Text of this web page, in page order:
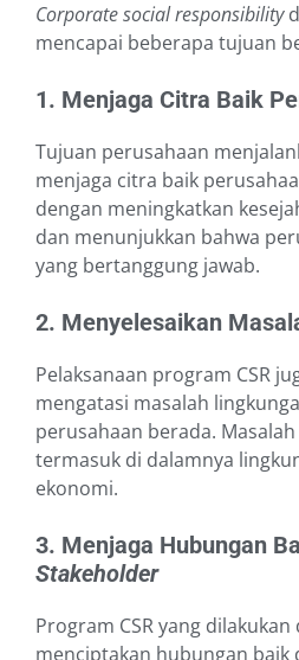
Corporate social responsibility
mencapai beberapa tujuan
1. Menjaga Citra Baik
Tujuan perusahaan
menjaga citra baik
dengan meningkatkan
dan menunjukkan bahwa
yang bertanggung jawab.
2. Menyelesaikan
Pelaksanaan program CSR
mengatasi masalah
perusahaan berada.
termasuk di dalamnya
ekonomi.
3. Menjaga Hubungan
Stakeholder
Program CSR yang
menciptakan hubungan baik